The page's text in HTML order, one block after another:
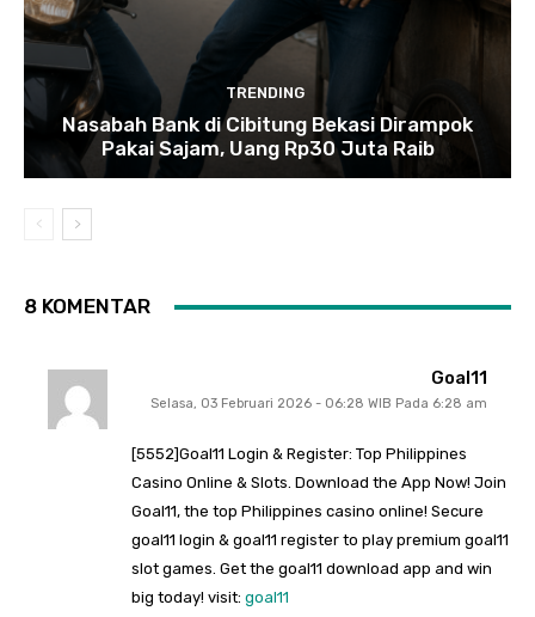
TRENDING
Nasabah Bank di Cibitung Bekasi Dirampok
Pakai Sajam, Uang Rp30 Juta Raib
8 KOMENTAR
Goal11
Selasa, 03 Februari 2026 - 06:28 WIB Pada 6:28 am
[5552]Goal11 Login & Register: Top Philippines
Casino Online & Slots. Download the App Now! Join
Goal11, the top Philippines casino online! Secure
goal11 login & goal11 register to play premium goal11
slot games. Get the goal11 download app and win
big today! visit: goal11